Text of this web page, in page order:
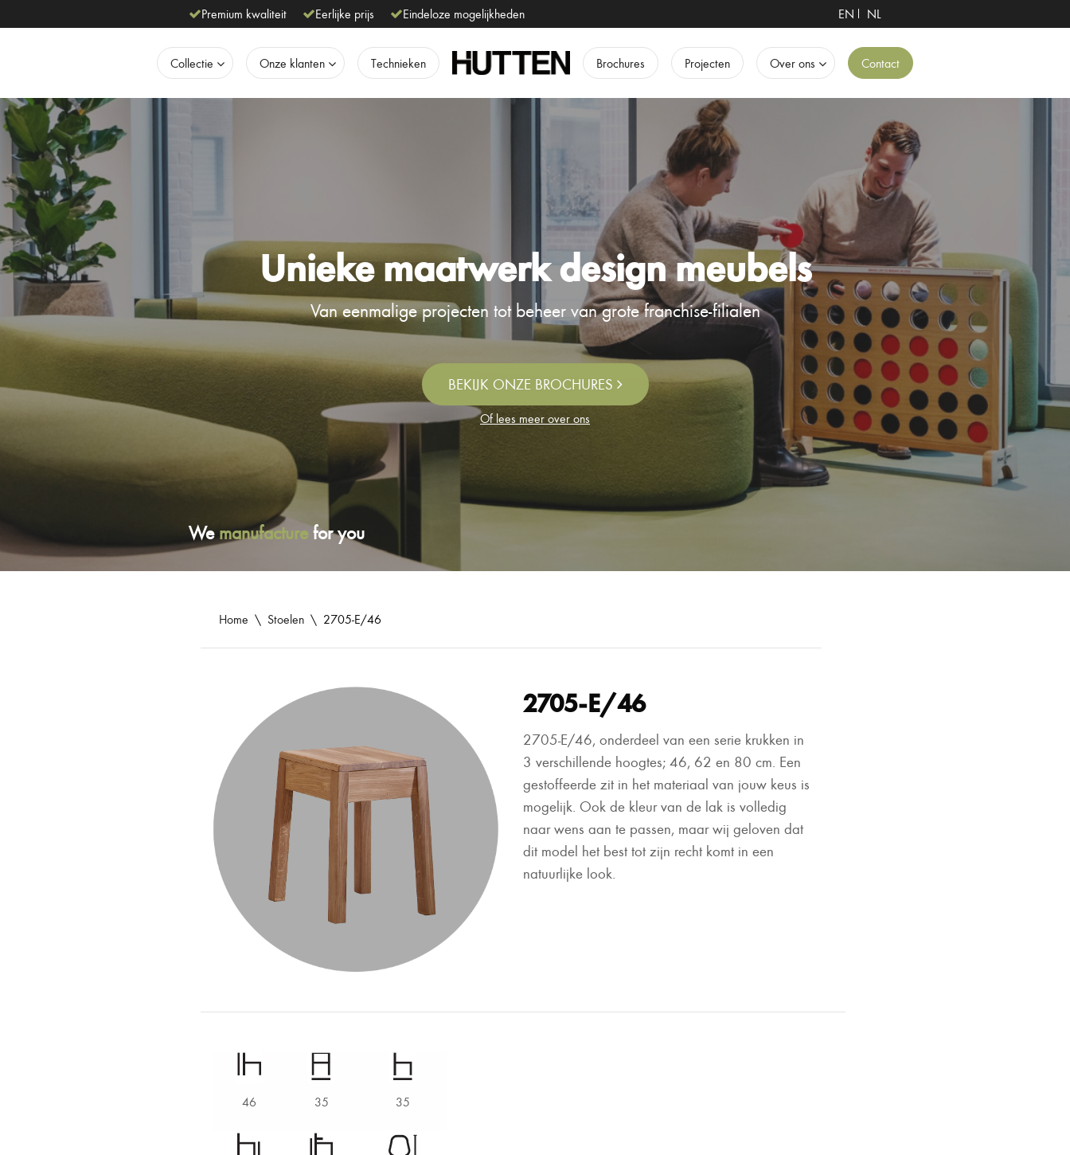
Premium kwaliteit Eerlijke prijs Eindeloze mogelijkheden EN NL
Collectie Onze klanten Technieken Brochures Projecten Over ons Contact
Unieke maatwerk design meubels
Van eenmalige projecten tot beheer van grote franchise-filialen
BEKIJK ONZE BROCHURES
Of lees meer over ons
Wemanufacturefor you
Home \ Stoelen \ 2705-E/46
2705-E/46
2705-E/46, onderdeel van een serie krukken in
3 verschillende hoogtes; 46, 62 en 80 cm. Een
gestoffeerde zit in het materiaal van jouw keus is
mogelijk. Ook de kleur van de lak is volledig
naar wens aan te passen, maar wij geloven dat
dit model het best tot zijn recht komt in een
natuurlijke look.
46 35 35